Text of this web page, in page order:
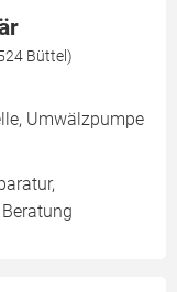
Büttel)
Umwälzpumpe